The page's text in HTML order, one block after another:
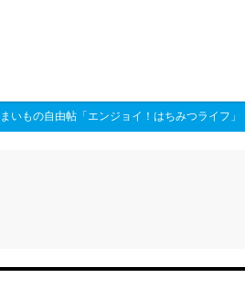
いもの自由帖「エンジョイ！はちみつライフ」